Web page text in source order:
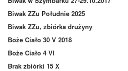
Biwak ZZu Południe 2025
Biwak ZZu, zbiórka drużyny
Boże Ciało 30 V 2018
Boże Ciało 4 VI
Brak zbiórki 15 X